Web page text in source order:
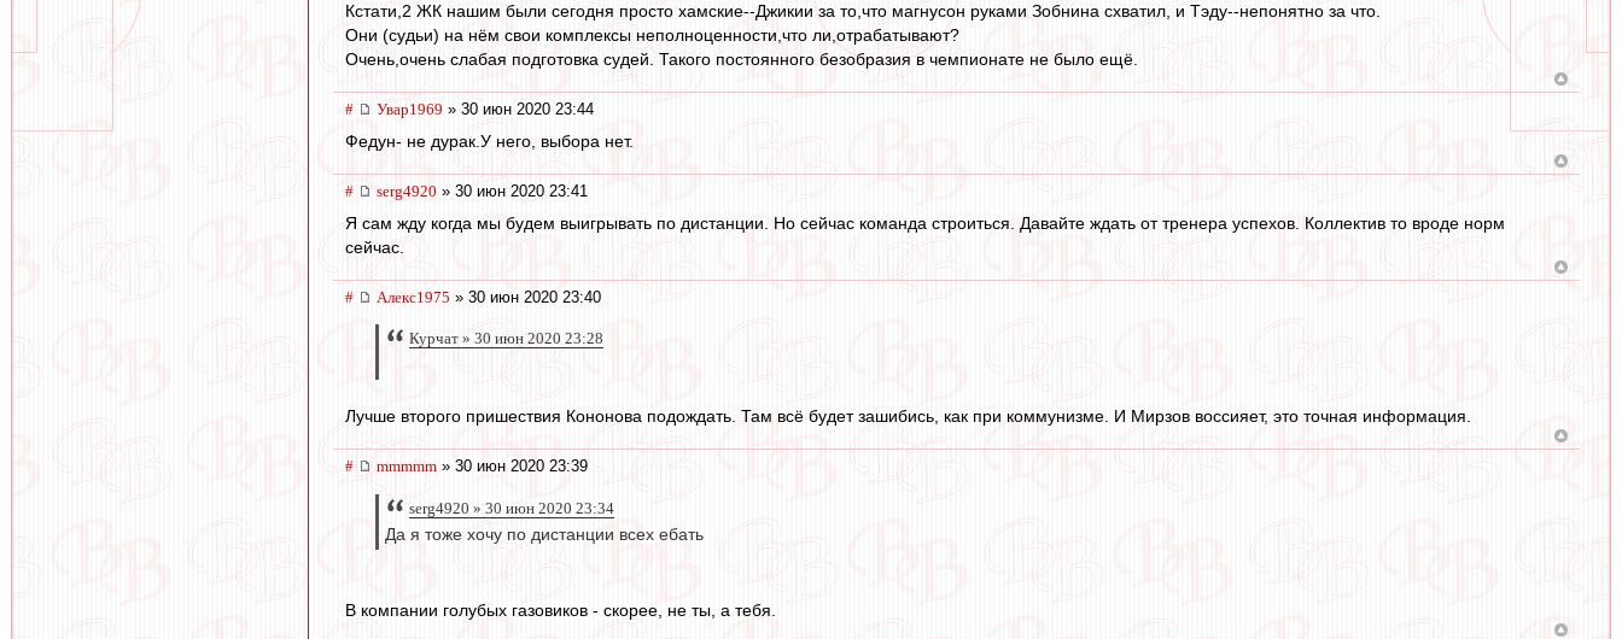
Кстати,2 ЖК нашим были сегодня просто хамские--Джикии за то,что магнусон руками Зобнина схватил, и Тэду--непонятно за что.
Они (судьи) на нём свои комплексы неполноценности,что ли,отрабатывают?
Очень,очень слабая подготовка судей. Такого постоянного безобразия в чемпионате не было ещё.
# Увар1969 » 30 июн 2020 23:44
Федун- не дурак.У него, выбора нет.
# serg4920 » 30 июн 2020 23:41
Я сам жду когда мы будем выигрывать по дистанции. Но сейчас команда строиться. Давайте ждать от тренера успехов. Коллектив то вроде норм
сейчас.
# Алекс1975 » 30 июн 2020 23:40
Курчат » 30 июн 2020 23:28
Лучше второго пришествия Кононова подождать. Там всё будет зашибись, как при коммунизме. И Мирзов воссияет, это точная информация.
# mmmmm » 30 июн 2020 23:39
serg4920 » 30 июн 2020 23:34
Да я тоже хочу по дистанции всех ебать
В компании голубых газовиков - скорее, не ты, а тебя.